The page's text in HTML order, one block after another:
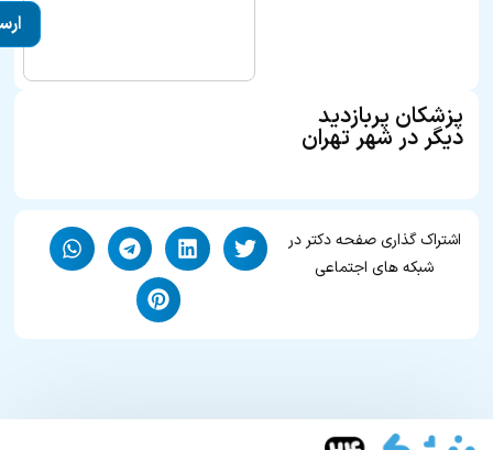
پزشکان پربازدید
دیگر در شهر تهران
اشتراک گذاری صفحه دکتر در
شبکه های اجتماعی